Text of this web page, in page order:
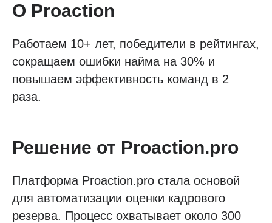
О Proaction
Работаем 10+ лет, победители в рейтингах,
сокращаем ошибки найма на 30% и
повышаем эффективность команд в 2
раза.
Решение от Proaction.pro
Платформа Proaction.pro стала основой
для автоматизации оценки кадрового
резерва. Процесс охватывает около 300